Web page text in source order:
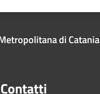
di Catania